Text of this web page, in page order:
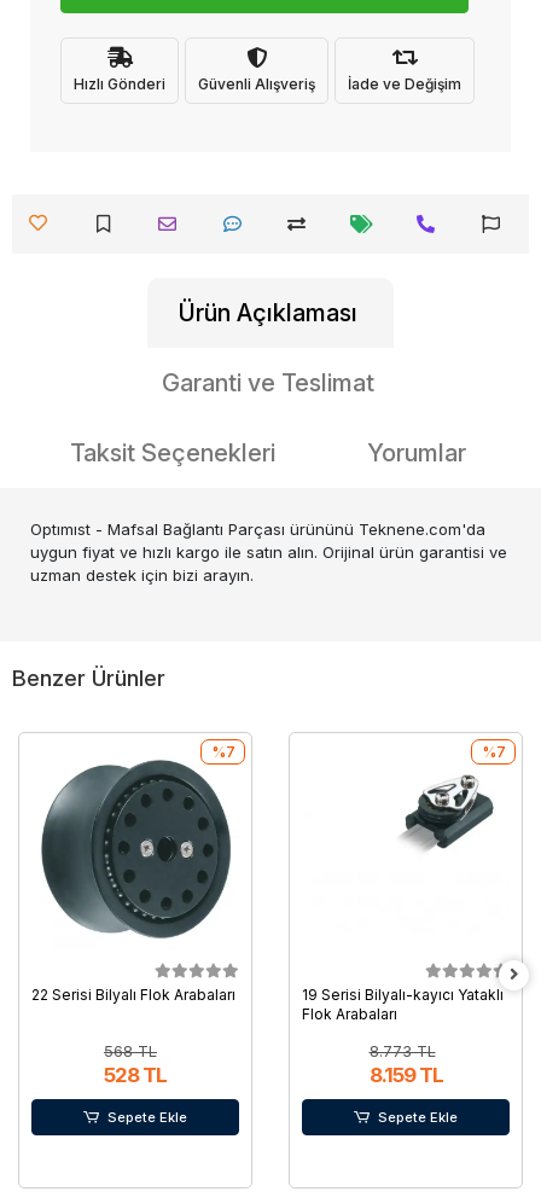
Hızlı Gönderi Güvenli Alışveriş İade ve Değişim
Ürün Açıklaması
Garanti ve Teslimat
Taksit Seçenekleri Yorumlar
Optımıst - Mafsal Bağlantı Parçası ürününü Teknene.com'da
uygun fiyat ve hızlı kargo ile satın alın. Orijinal ürün garantisi ve
uzman destek için bizi arayın.
Benzer Ürünler
22 Serisi Bilyalı Flok Arabaları
568 TL
528 TL
%7
Sepete Ekle
19 Serisi Bilyalı-kayıcı Yataklı
Flok Arabaları
8.773 TL
8.159 TL
%7
Sepete Ekle